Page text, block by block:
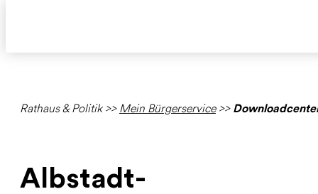
Rathaus & Politik>> Mein Bürgerservice>>
Albstadt-